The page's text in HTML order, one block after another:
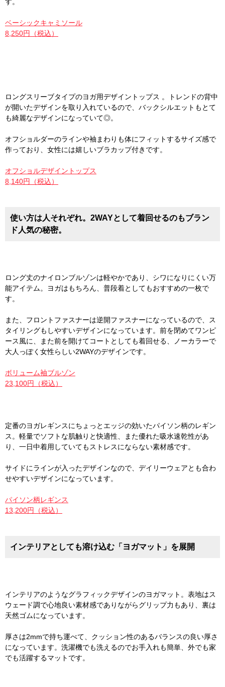
す。
ベーシックキャミソール
8,250円（税込）
ロングスリーブタイプのヨガ用デザイントップス 。トレンドの背中
が開いたデザインを取り入れているので、バックシルエットもとて
も綺麗なデザインになっていて◎。
オフショルダーのラインや袖まわりも体にフィットするサイズ感で
作っており、女性には嬉しいブラカップ付きです。
オフショルデザイントップス
8,140円（税込）
使い方は人それぞれ。2WAYとして着回せるのもブラン
ド人気の秘密。
ロング丈のナイロンブルゾンは軽やかであり、シワになりにくい万
能アイテム。ヨガはもちろん、普段着としてもおすすめの一枚で
す。
また、フロントファスナーは逆開ファスナーになっているので、ス
タイリングもしやすいデザインになっています。前を閉めてワンピ
ース風に、また前を開けてコートとしても着回せる、ノーカラーで
大人っぽく女性らしい2WAYのデザインです。
ボリューム袖ブルゾン
23,100円（税込）
定番のヨガレギンスにちょっとエッジの効いたパイソン柄のレギン
ス。軽量でソフトな肌触りと快適性、また優れた吸水速乾性があ
り、一日中着用していてもストレスにならない素材感です。
サイドにラインが入ったデザインなので、デイリーウェアとも合わ
せやすいデザインになっています。
パイソン柄レギンス
13,200円（税込）
インテリアとしても溶け込む「ヨガマット」を展開
インテリアのようなグラフィックデザインのヨガマット。表地はス
ウェード調で心地良い素材感でありながらグリップ力もあり、裏は
天然ゴムになっています。
厚さは2mmで持ち運べて、クッション性のあるバランスの良い厚さ
になっています。洗濯機でも洗えるのでお手入れも簡単、外でも家
でも活躍するマットです。